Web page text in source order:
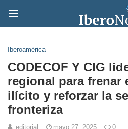
Iberoamérica
CODECOF Y CIG
regional para frenar
ilícito y reforzar la
fronteriza
editorial mayo 27, 2025 0